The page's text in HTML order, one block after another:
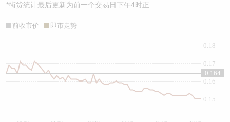
*街货统计最后更新为前一个交易日下午4时正
前收市价 即市走势
0.15
0.16
0.17
0.18
0.164